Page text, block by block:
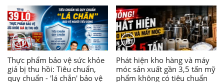
Thực phẩm bảo vệ sức khỏe
giả bị thu hồi: Tiêu chuẩn,
quy chuẩn - 'lá chắn' bảo vệ
Phát hiện kho hàng và máy
móc sản xuất gần 3,5 tấn mỹ
phẩm không có tiêu chuẩn